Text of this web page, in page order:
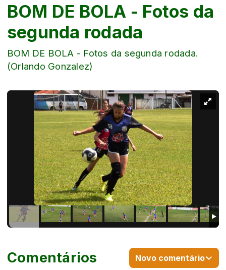
BOM DE BOLA - Fotos da
segunda rodada
BOM DE BOLA - Fotos da segunda rodada.
(Orlando Gonzalez)
Comentários Novo comentário